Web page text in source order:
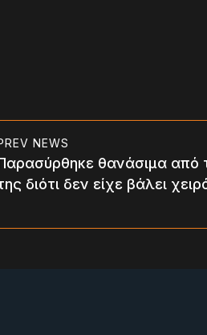
NEWS
θανάσιμα από
διότι δεν είχε βάλει